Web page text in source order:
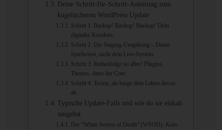
Deine Schritt-für-Schritt-Anleitung zum
kugelsicheren WordPress Update
Schritt 1: Backup! Backup! Backup! Dein
digitales Kondom.
Schritt 2: Die Staging-Umgebung – Deine
Spielwiese, nicht dein Live-System.
Schritt 3: Reihenfolge ist alles! Plugins,
Themes, dann der Core.
Schritt 4: Testen, als hinge dein Leben davon
ab.
Typische Update-Fails und wie du sie eiskalt
umgehst
Der “White Screen of Death” (WSOD): Kein